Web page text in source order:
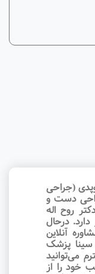
(جراحی
دست و
روح اله
درحال
آنلاین
سینا پزشک
می‌توانید
خود را از